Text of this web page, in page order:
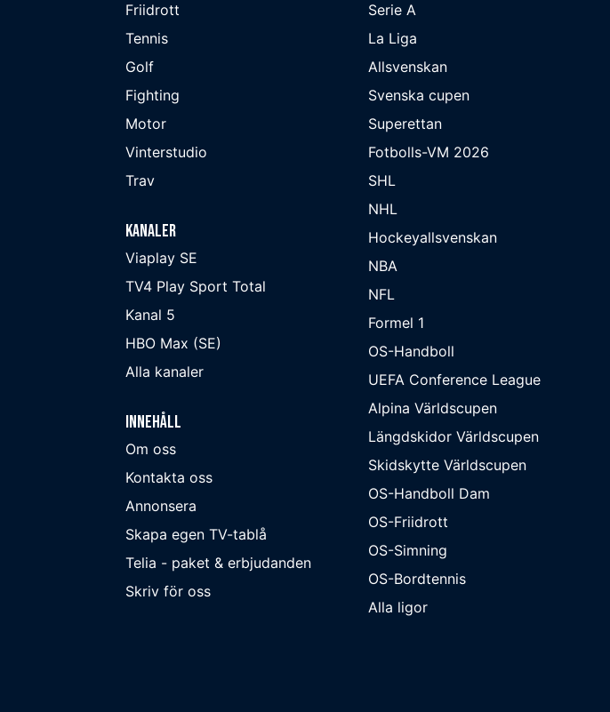
Friidrott
Tennis
Golf
Fighting
Motor
Vinterstudio
Trav
Kanaler
Viaplay SE
TV4 Play Sport Total
Kanal 5
HBO Max (SE)
Alla kanaler
Innehåll
Om oss
Kontakta oss
Annonsera
Skapa egen TV-tablå
Telia - paket & erbjudanden
Skriv för oss
Serie A
La Liga
Allsvenskan
Svenska cupen
Superettan
Fotbolls-VM 2026
SHL
NHL
Hockeyallsvenskan
NBA
NFL
Formel 1
OS-Handboll
UEFA Conference League
Alpina Världscupen
Längdskidor Världscupen
Skidskytte Världscupen
OS-Handboll Dam
OS-Friidrott
OS-Simning
OS-Bordtennis
Alla ligor